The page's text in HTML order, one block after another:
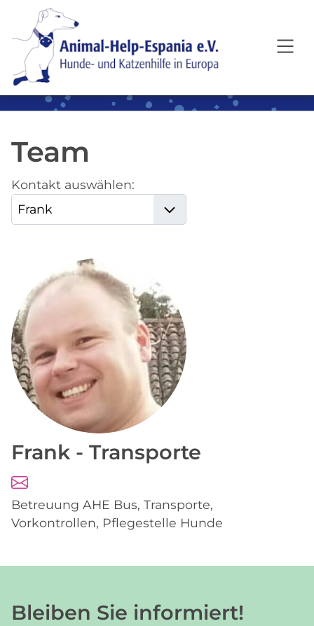
SKIP TO MAIN CONTENT
Team
Kontakt auswählen:
Frank - Transporte
Betreuung AHE Bus, Transporte,
Vorkontrollen, Pflegestelle Hunde
Bleiben Sie informiert!